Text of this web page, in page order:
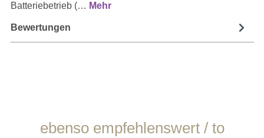
Batteriebetrieb (… Mehr
Bewertungen
Produktgalerie überspringen
ebenso empfehlenswert / to